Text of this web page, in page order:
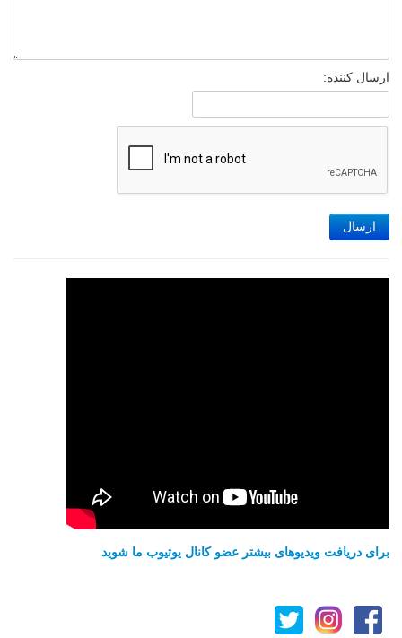
ارسال کننده:
ارسال
برای دریافت ویدیوهای بیشتر عضو کانال یوتیوب ما شوید